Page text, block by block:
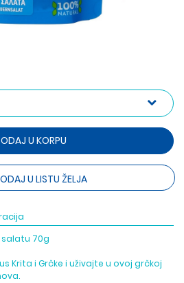
U KORPU
U LISTU ŽELJA
salatu 70g
Krita i Grčke i uživajte u ovoj grčkoj